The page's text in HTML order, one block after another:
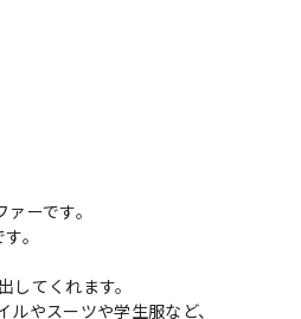
ーです。
。
てくれます。
やスーツや学生服など、